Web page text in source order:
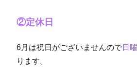
②定休日
6月は祝日がございませんので日
ります。